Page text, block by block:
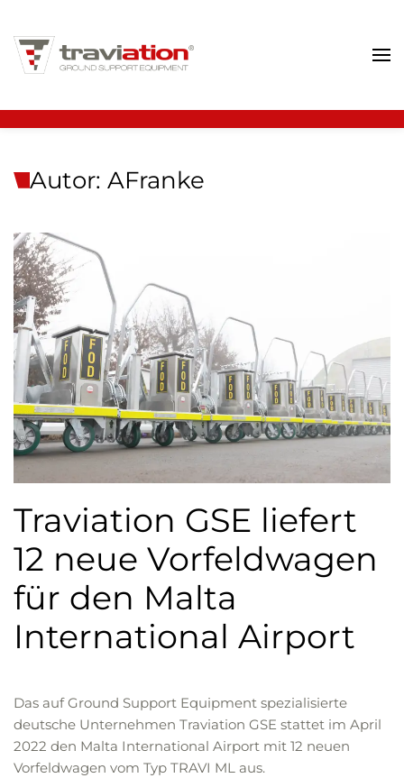
Zum Hauptinhalt springen
Autor: AFranke
Traviation GSE liefert
12 neue Vorfeldwagen
für den Malta
International Airport
Das auf Ground Support Equipment spezialisierte
deutsche Unternehmen Traviation GSE stattet im April
2022 den Malta International Airport mit 12 neuen
Vorfeldwagen vom Typ TRAVI ML aus.